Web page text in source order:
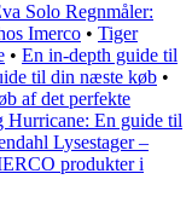
Solo Regnmåler:
Imerco • Tiger
• En in-depth guide til
til din næste køb •
af det perfekte
Hurricane: En guide til
Lysestager –
produkter i